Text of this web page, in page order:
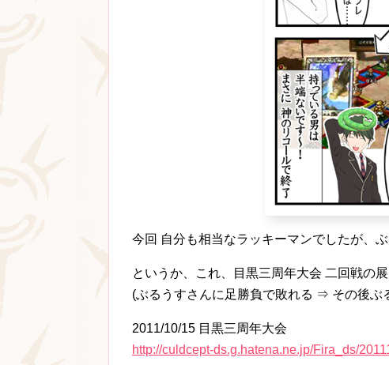
今回 自分も相当なラッキーマンでしたが、
というか、これ、目黒三周年大会 二回戦の
(ぶるうすさんに足勝負で敗れる ⇒ その後
2011/10/15 目黒三周年大会
http://culdcept-ds.g.hatena.ne.jp/Fira_ds/